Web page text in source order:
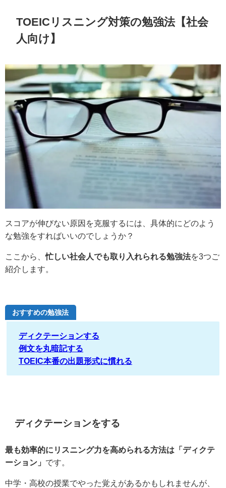
TOEICリスニング対策の勉強法【社会
人向け】
スコアが伸びない原因を克服するには、具体的にどのよう
な勉強をすればいいのでしょうか？
ここから、忙しい社会人でも取り入れられる勉強法を3つご
紹介します。
おすすめの勉強法
ディクテーションする
例文を丸暗記する
TOEIC本番の出題形式に慣れる
ディクテーションをする
最も効率的にリスニング力を高められる方法は「ディクテ
ーション」 です。
中学・高校の授業でやった覚えがあるかもしれませんが、